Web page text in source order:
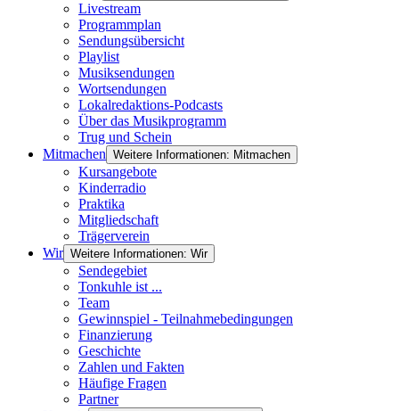
Livestream
Programmplan
Sendungsübersicht
Playlist
Musiksendungen
Wortsendungen
Lokalredaktions-Podcasts
Über das Musikprogramm
Trug und Schein
Mitmachen Weitere Informationen: Mitmachen
Kursangebote
Kinderradio
Praktika
Mitgliedschaft
Trägerverein
Wir Weitere Informationen: Wir
Sendegebiet
Tonkuhle ist ...
Team
Gewinnspiel - Teilnahmebedingungen
Finanzierung
Geschichte
Zahlen und Fakten
Häufige Fragen
Partner